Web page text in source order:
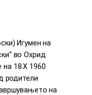
Игумен на
во Охрид.
18.X 1960
родители
на